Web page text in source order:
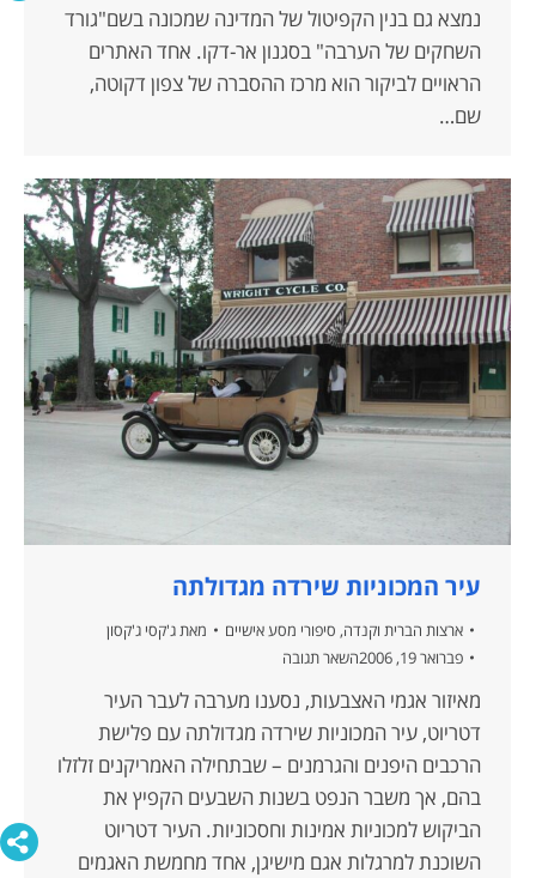
נמצא גם בנין הקפיטול של המדינה שמכונה בשם"גורד
השחקים של הערבה" בסגנון אר-דקו. אחד האתרים
הראויים לביקור הוא מרכז ההסברה של צפון דקוטה,
שם…
עיר המכוניות שירדה מגדולתה
ארצות הברית וקנדה, סיפורי מסע אישיים מאת ג'קסי ג'קסון
פברואר 19, 2006
השאר תגובה
מאיזור אגמי האצבעות, נסענו מערבה לעבר העיר
דטריוט, עיר המכוניות שירדה מגדולתה עם פלישת
הרכבים היפנים והגרמנים – שבתחילה האמריקנים זלזלו
בהם, אך משבר הנפט בשנות השבעים הקפיץ את
הביקוש למכוניות אמינות וחסכוניות. העיר דטריוט
השוכנת למרגלות אגם מישיגן, אחד מחמשת האגמים